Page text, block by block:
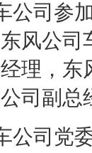
公司参
东风公司
理， 东
司副总
公司党